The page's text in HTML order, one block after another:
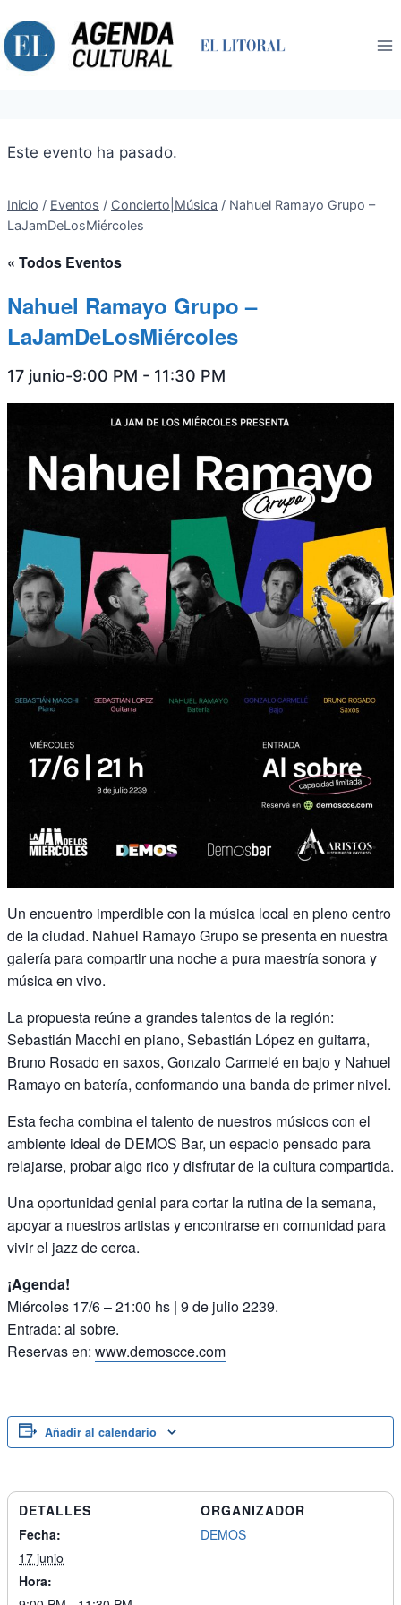
al
contenido
Este evento ha pasado.
Inicio / Eventos / Concierto|Música / Nahuel Ramayo Grupo –
LaJamDeLosMiércoles
« Todos Eventos
Nahuel Ramayo Grupo –
LaJamDeLosMiércoles
17 junio-9:00 PM - 11:30 PM
Un encuentro imperdible con la música local en pleno centro
de la ciudad. Nahuel Ramayo Grupo se presenta en nuestra
galería para compartir una noche a pura maestría sonora y
música en vivo.
La propuesta reúne a grandes talentos de la región:
Sebastián Macchi en piano, Sebastián López en guitarra,
Bruno Rosado en saxos, Gonzalo Carmelé en bajo y Nahuel
Ramayo en batería, conformando una banda de primer nivel.
Esta fecha combina el talento de nuestros músicos con el
ambiente ideal de DEMOS Bar, un espacio pensado para
relajarse, probar algo rico y disfrutar de la cultura compartida.
Una oportunidad genial para cortar la rutina de la semana,
apoyar a nuestros artistas y encontrarse en comunidad para
vivir el jazz de cerca.
¡Agenda!
Miércoles 17/6 – 21:00 hs | 9 de julio 2239.
Entrada: al sobre.
Reservas en: www.demoscce.com
Añadir al calendario
DETALLES
Fecha:
17 junio
Hora:
ORGANIZADOR
DEMOS